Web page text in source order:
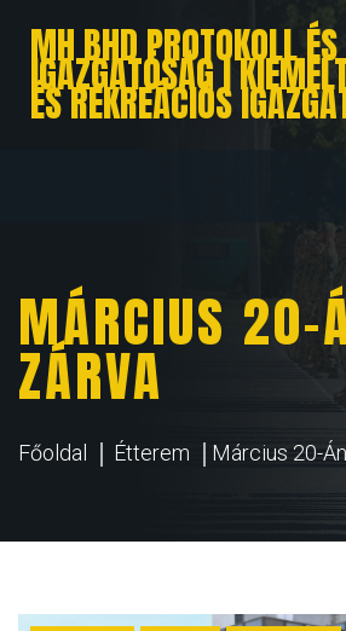
MH BHD PROTOKOLL
IGAZGATÓSÁG I
ÉS REKREÁCIÓS
MÁRCIUS 20-
ZÁRVA
Főoldal Étterem Március 20-